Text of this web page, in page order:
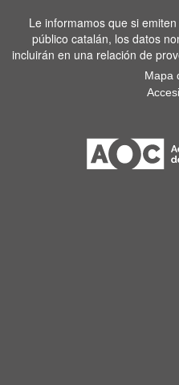
Le informamos que si
público catalán, los datos
incluirán en una relación de
Mapa